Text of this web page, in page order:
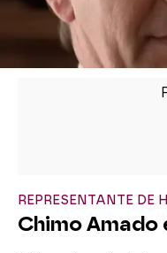
REPRESENTANTE
Chimo Amado